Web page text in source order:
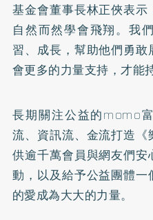
基金會董事長林正俠表
自然而然學會飛翔。我
習、成長，幫助他們勇
會更多的力量支持，才能
長期關注公益的momo
流、資訊流、金流打造
供逾千萬會員與網友們
動，以及給予公益團體
的愛成為大大的力量。